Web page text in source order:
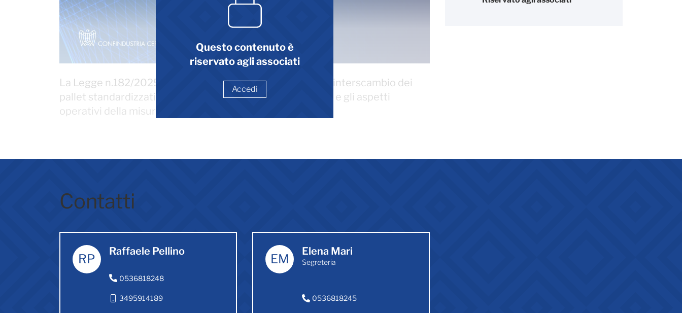
Questo contenuto è
riservato agli associati
Accedi
La Legge n.182/2025 ha previsto una nuova disciplina sull’interscambio dei
pallet standardizzati. In un webinar affronteremo le novità e gli aspetti
operativi della misura.
Contatti
RP
Raffaele Pellino
0536818248
3495914189
EM
Elena Mari
Segreteria
0536818245